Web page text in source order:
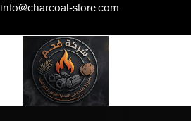
content
info@charcoal-store.com